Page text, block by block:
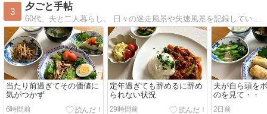
3
夕ごと手帖
当たり前過ぎてその価値に
気がつかず
6時間前
定年過ぎても辞めるに辞め
られない状況
29時間前
夫が自ら頭を
のを見て・・
2日前